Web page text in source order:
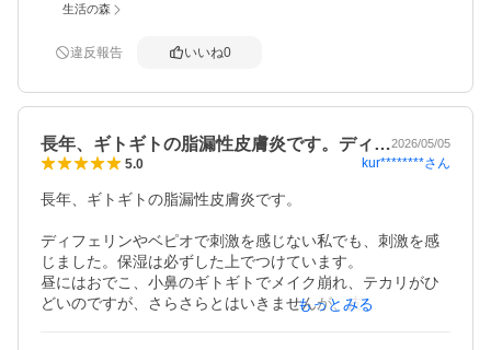
生活の森
違反報告 いいね0
長年、ギトギトの脂漏性皮膚炎です。ディ…2026/05/05
5.0 kur********さん
長年、ギトギトの脂漏性皮膚炎です。
ディフェリンやベピオで刺激を感じない私でも、刺激を感
じました。保湿は必ずした上でつけています。
昼にはおでこ、小鼻のギトギトでメイク崩れ、テカリがひ
どいのですが、さらさらとはいきませんが、皮脂が減って
もっとみる